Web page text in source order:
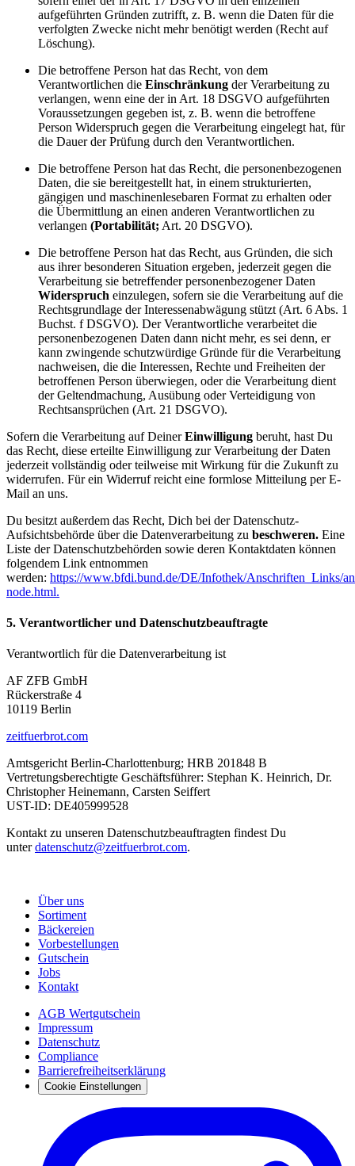
aufgeführten Gründen zutrifft, z. B. wenn die Daten für die
verfolgten Zwecke nicht mehr benötigt werden (Recht auf
Löschung).
Die betroffene Person hat das Recht, von dem
Verantwortlichen die Einschränkung der Verarbeitung zu
verlangen, wenn eine der in Art. 18 DSGVO aufgeführten
Voraussetzungen gegeben ist, z. B. wenn die betroffene
Person Widerspruch gegen die Verarbeitung eingelegt hat, für
die Dauer der Prüfung durch den Verantwortlichen.
Die betroffene Person hat das Recht, die personenbezogenen
Daten, die sie bereitgestellt hat, in einem strukturierten,
gängigen und maschinenlesebaren Format zu erhalten oder
die Übermittlung an einen anderen Verantwortlichen zu
verlangen (Portabilität; Art. 20 DSGVO).
Die betroffene Person hat das Recht, aus Gründen, die sich
aus ihrer besonderen Situation ergeben, jederzeit gegen die
Verarbeitung sie betreffender personenbezogener Daten
Widerspruch einzulegen, sofern sie die Verarbeitung auf die
Rechtsgrundlage der Interessenabwägung stützt (Art. 6 Abs. 1
Buchst. f DSGVO). Der Verantwortliche verarbeitet die
personenbezogenen Daten dann nicht mehr, es sei denn, er
kann zwingende schutzwürdige Gründe für die Verarbeitung
nachweisen, die die Interessen, Rechte und Freiheiten der
betroffenen Person überwiegen, oder die Verarbeitung dient
der Geltendmachung, Ausübung oder Verteidigung von
Rechtsansprüchen (Art. 21 DSGVO).
Sofern die Verarbeitung auf DeinerEinwilligung beruht, hast Du
das Recht, diese erteilte Einwilligung zur Verarbeitung der Daten
jederzeit vollständig oder teilweise mit Wirkung für die Zukunft zu
widerrufen. Für ein Widerruf reicht eine formlose Mitteilung per E-
Mail an uns.
Du besitzt außerdem das Recht, Dich bei der Datenschutz-
Aufsichtsbehörde über die Datenverarbeitung zu beschweren. Eine
Liste der Datenschutzbehörden sowie deren Kontaktdaten können
folgendem Link entnommen
werden: https://www.bfdi.bund.de/DE/Infothek/Anschriften_Links/
node.html.
5. Verantwortlicher und Datenschutzbeauftragte
Verantwortlich für die Datenverarbeitung ist
AF ZFB GmbH
Rückerstraße 4
10119 Berlin
zeitfuerbrot.com
Amtsgericht Berlin-Charlottenburg; HRB 201848 B
Vertretungsberechtigte Geschäftsführer: Stephan K. Heinrich, Dr.
Christopher Heinemann, Carsten Seiffert
UST-ID: DE405999528
Kontakt zu unseren Datenschutzbeauftragten findest Du
unterdatenschutz@zeitfuerbrot.com.
Über uns
Sortiment
Bäckereien
Vorbestellungen
Gutschein
Jobs
Kontakt
AGB Wertgutschein
Impressum
Datenschutz
Compliance
Barrierefreiheitserklärung
Cookie Einstellungen